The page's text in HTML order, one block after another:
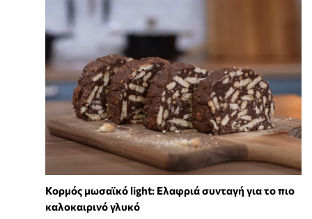
Κορμός μωσαϊκό light: Ελαφριά συνταγή για το πιο
καλοκαιρινό γλυκό